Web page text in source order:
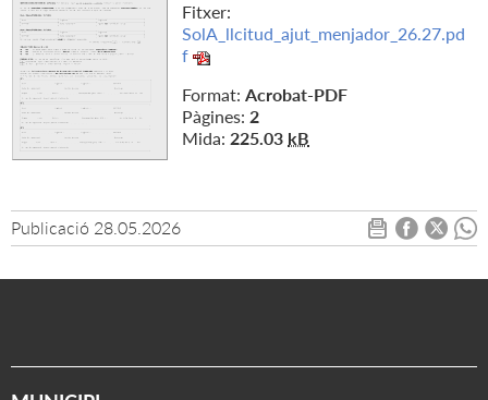
Fitxer:
SolA_llcitud_ajut_menjador_26.27.pd
f
Format: Acrobat-PDF
Pàgines: 2
Mida: 225.03 kB
Publicació 28.05.2026